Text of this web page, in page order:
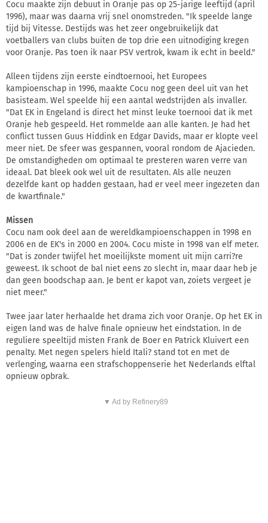
Cocu maakte zijn debuut in Oranje pas op 25-jarige leeftijd (april
1996), maar was daarna vrij snel onomstreden. "Ik speelde lange
tijd bij Vitesse. Destijds was het zeer ongebruikelijk dat
voetballers van clubs buiten de top drie een uitnodiging kregen
voor Oranje. Pas toen ik naar PSV vertrok, kwam ik echt in beeld."
Alleen tijdens zijn eerste eindtoernooi, het Europees
kampioenschap in 1996, maakte Cocu nog geen deel uit van het
basisteam. Wel speelde hij een aantal wedstrijden als invaller.
"Dat EK in Engeland is direct het minst leuke toernooi dat ik met
Oranje heb gespeeld. Het rommelde aan alle kanten. Je had het
conflict tussen Guus Hiddink en Edgar Davids, maar er klopte veel
meer niet. De sfeer was gespannen, vooral rondom de Ajacieden.
De omstandigheden om optimaal te presteren waren verre van
ideaal. Dat bleek ook wel uit de resultaten. Als alle neuzen
dezelfde kant op hadden gestaan, had er veel meer ingezeten dan
de kwartfinale."
Missen
Cocu nam ook deel aan de wereldkampioenschappen in 1998 en
2006 en de EK's in 2000 en 2004. Cocu miste in 1998 van elf meter.
"Dat is zonder twijfel het moeilijkste moment uit mijn carri?re
geweest. Ik schoot de bal niet eens zo slecht in, maar daar heb je
dan geen boodschap aan. Je bent er kapot van, zoiets vergeet je
niet meer."
Twee jaar later herhaalde het drama zich voor Oranje. Op het EK in
eigen land was de halve finale opnieuw het eindstation. In de
reguliere speeltijd misten Frank de Boer en Patrick Kluivert een
penalty. Met negen spelers hield Itali? stand tot en met de
verlenging, waarna een strafschoppenserie het Nederlands elftal
opnieuw opbrak.
▼ Ad by Refinery89